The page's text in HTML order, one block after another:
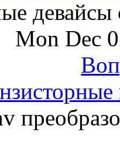
девайсы
Mon Dec